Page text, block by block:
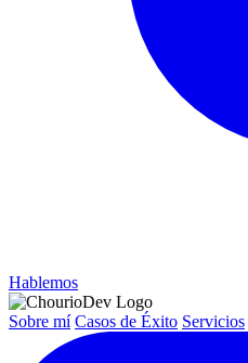
Hablemos
Sobre mí Casos de Éxito Servicios